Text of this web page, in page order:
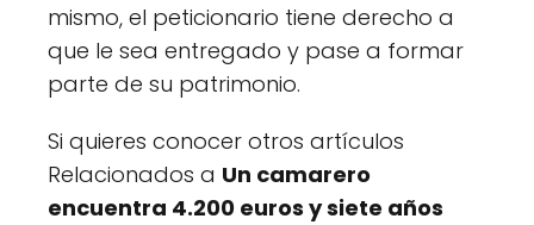
mismo, el peticionario tiene derecho a
que le sea entregado y pase a formar
parte de su patrimonio.
Si quieres conocer otros artículos
Relacionados a Un camarero
encuentra 4.200 euros y siete años